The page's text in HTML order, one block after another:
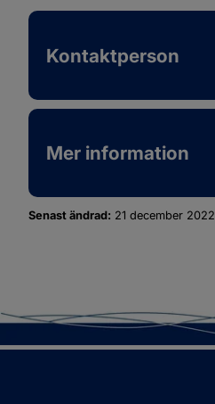
Kontaktperson
Mer information
Senast ändrad: 21 december 2022